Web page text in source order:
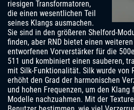
riesigen Transformatoren,
die einen wesentlichen Teil
seines Klangs ausmachen.
Sie sind in den größeren Shelford-
finden, aber RND bietet einen
entworfenen Vorverstärker für die
511 und kombiniert einen sauberen,
mit Silk-Funktionalität. Silk wurde von
erhöht den Grad der harmonischen
und hohen Frequenzen, um den Klang
Modelle nachzuahmen. Mit der